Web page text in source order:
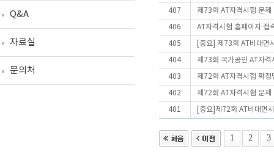
Q&A
자료실
문의처
407 제73회 AT자격시험 문
406 AT자격시험 홈페이지 접
405 [중요] 제73회 AT비대면
404 제73회 국가공인 AT자격
403 제72회 AT자격시험 확정
402 제72회 AT자격시험 문
401 [중요]제72회 AT비대면
1 2 3